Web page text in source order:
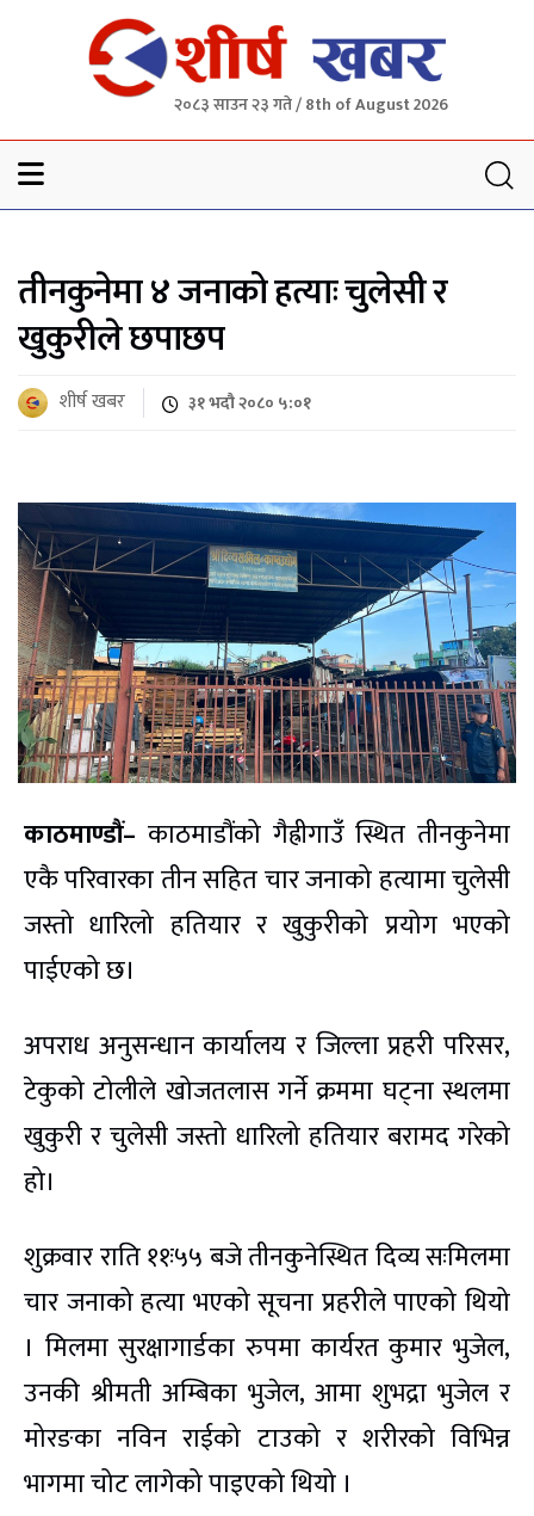
२०८३ साउन २३ गते / 8th of August 2026
तीनकुनेमा ४ जनाको हत्याः चुलेसी र
खुकुरीले छपाछप
शीर्ष खबर ३१ भदौ २०८० ५:०१
काठमाण्डौं– काठमाडौंको गैह्रीगाउँ स्थित तीनकुनेमा
एकै परिवारका तीन सहित चार जनाको हत्यामा चुलेसी
जस्तो धारिलो हतियार र खुकुरीको प्रयोग भएको
पाईएको छ।
अपराध अनुसन्धान कार्यालय र जिल्ला प्रहरी परिसर,
टेकुको टोलीले खोजतलास गर्ने क्रममा घट्ना स्थलमा
खुकुरी र चुलेसी जस्तो धारिलो हतियार बरामद गरेको
हो।
शुक्रवार राति ११ः५५ बजे तीनकुनेस्थित दिव्य सःमिलमा
चार जनाको हत्या भएको सूचना प्रहरीले पाएको थियो
। मिलमा सुरक्षागार्डका रुपमा कार्यरत कुमार भुजेल,
उनकी श्रीमती अम्बिका भुजेल, आमा शुभद्रा भुजेल र
मोरङका नविन राईको टाउको र शरीरको विभिन्न
भागमा चोट लागेको पाइएको थियो ।